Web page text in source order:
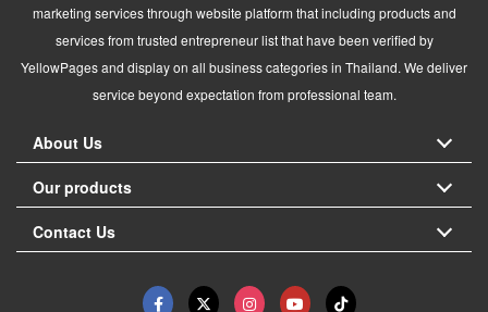
marketing services through website platform that including products and
services from trusted entrepreneur list that have been verified by
YellowPages and display on all business categories in Thailand. We deliver
service beyond expectation from professional team.
About Us
Our products
Contact Us